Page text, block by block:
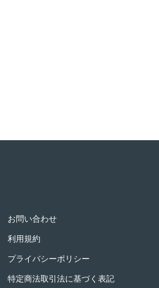
お問い合わせ
利用規約
プライバシーポリシー
特定商法取引法に基づく表記